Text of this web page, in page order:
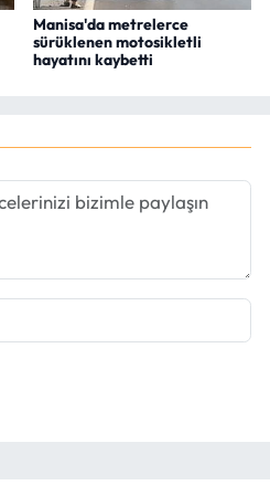
Manisa'da metrelerce
sürüklenen motosikletli
hayatını kaybetti